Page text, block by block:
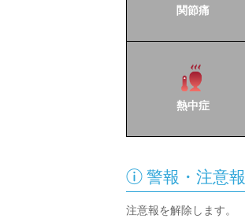
関節痛
熱中症
 警報・注意報
注意報を解除します。